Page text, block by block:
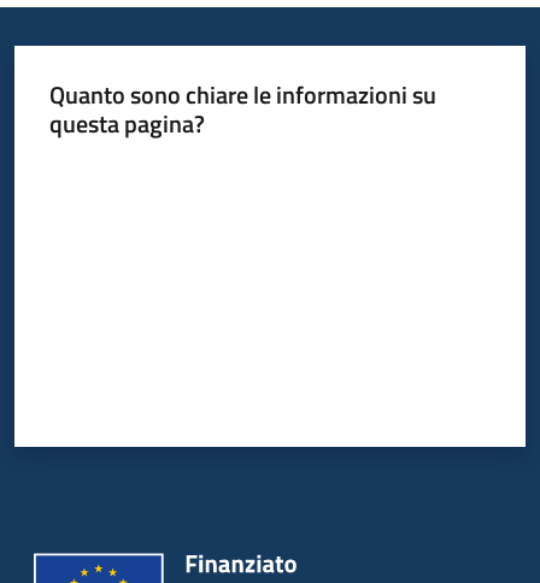
Quanto sono chiare le informazioni su
questa pagina?